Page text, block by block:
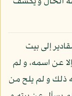
إلى بيت
عن اسمه، و لم
ذلك و لم يلح من